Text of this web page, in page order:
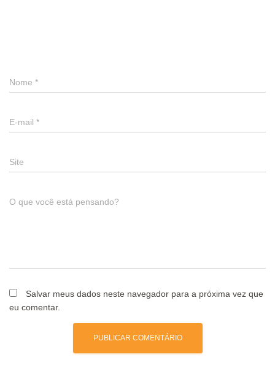
Nome *
E-mail *
Site
O que você está pensando?
Salvar meus dados neste navegador para a próxima vez que
eu comentar.